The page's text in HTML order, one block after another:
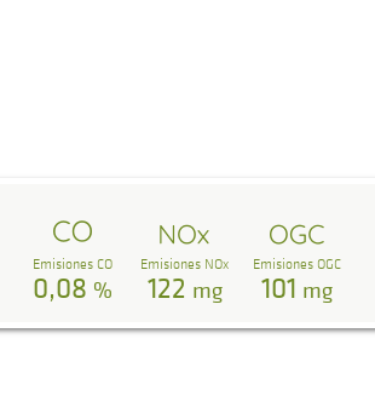
Emisiones CO
0,08 %
Emisiones NOx
122 mg
Emisiones OGC
101 mg